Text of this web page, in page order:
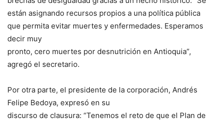
están asignando recursos propios a una política pública
que permita evitar muertes y enfermedades. Esperamos
decir muy
pronto, cero muertes por desnutrición en Antioquia”,
agregó el secretario.
Por otra parte, el presidente de la corporación, Andrés
Felipe Bedoya, expresó en su
discurso de clausura: “Tenemos el reto de que el Plan de